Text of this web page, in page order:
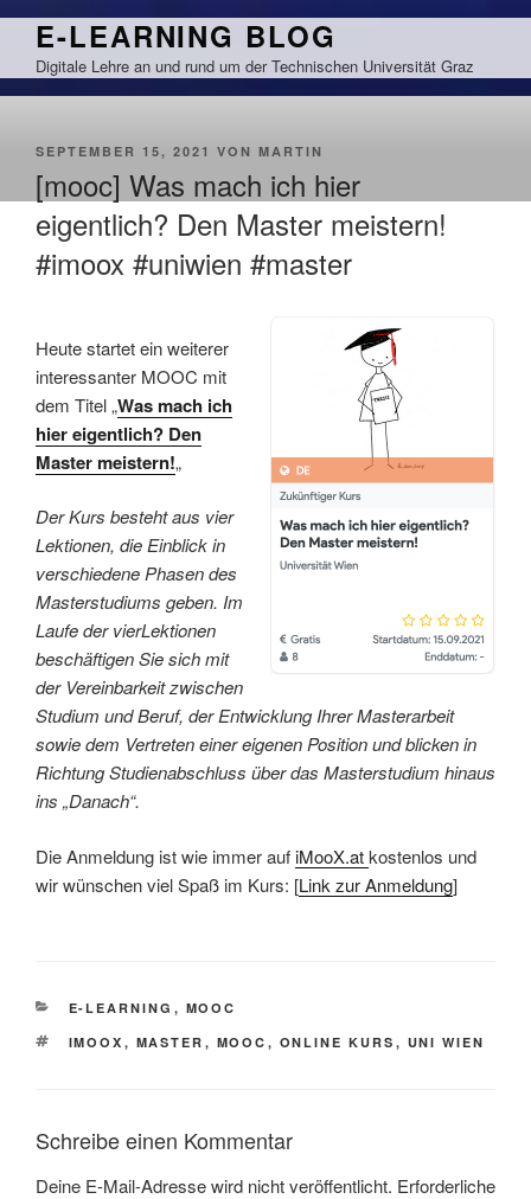
Zum
springen
E-LEARNING BLOG
Digitale Lehre an und rund um der Technischen Universität Graz
VERÖFFENTLICHT
SEPTEMBER 15, 2021 VON MARTIN
[mooc] Was mach ich hier
eigentlich? Den Master meistern!
#imoox #uniwien #master
Heute startet ein weiterer
interessanter MOOC mit
dem Titel „Was mach ich
hier eigentlich? Den
Master meistern!„
Der Kurs besteht aus vier
Lektionen, die Einblick in
verschiedene Phasen des
Masterstudiums geben. Im
Laufe der vierLektionen
beschäftigen Sie sich mit
der Vereinbarkeit zwischen
Studium und Beruf, der Entwicklung Ihrer Masterarbeit
sowie dem Vertreten einer eigenen Position und blicken in
Richtung Studienabschluss über das Masterstudium hinaus
ins „Danach“.
Die Anmeldung ist wie immer aufiMooX.atkostenlos und
wir wünschen viel Spaß im Kurs: [Link zur Anmeldung]
KATEGORIEN
E-LEARNING , MOOC
SCHLAGWÖRTER
IMOOX , MASTER , MOOC , ONLINE KURS , UNI WIEN
Schreibe einen Kommentar
Deine E-Mail-Adresse wird nicht veröffentlicht. Erforderliche